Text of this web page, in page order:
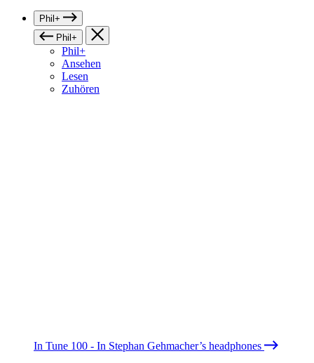
Phil+
Phil+
Phil+
Ansehen
Lesen
Zuhören
In Tune 100 - In Stephan Gehmacher’s headphones